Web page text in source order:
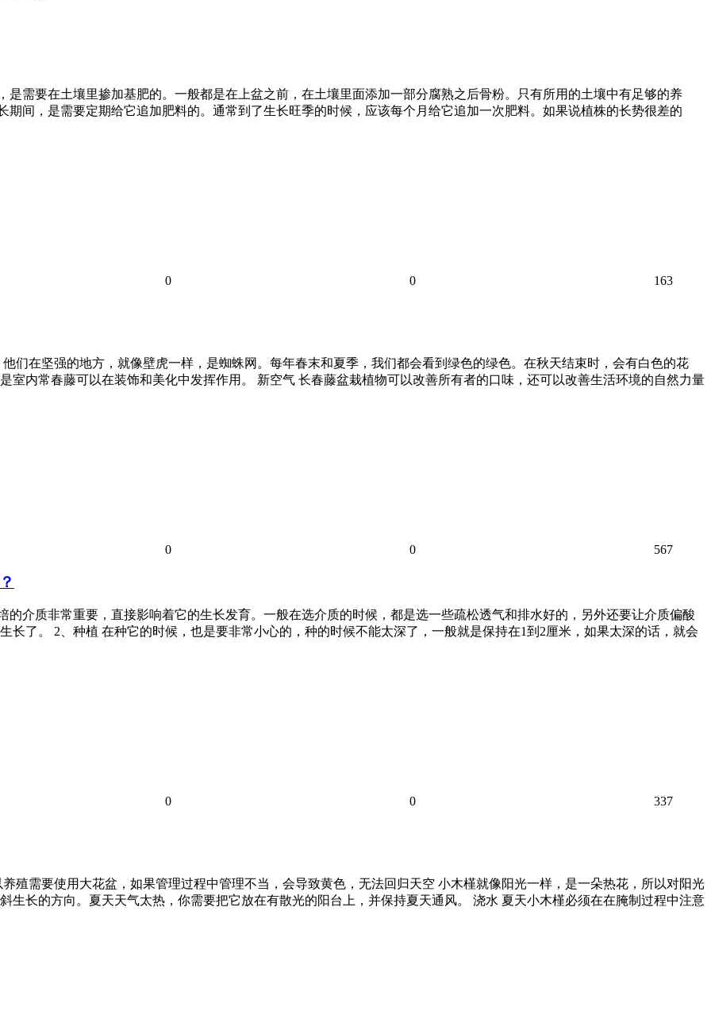
是需要在土壤里掺加基肥的。一般都是在上盆之前，在土壤里面添加一部分腐熟之后骨粉。只有所用的土壤中有足够的养
间，是需要定期给它追加肥料的。通常到了生长旺季的时候，应该每个月给它追加一次肥料。如果说植株的长势很差的
0 0 163
们在坚强的地方，就像壁虎一样，是蜘蛛网。每年春末和夏季，我们都会看到绿色的绿色。在秋天结束时，会有白色的花
室内常春藤可以在装饰和美化中发挥作用。 新空气 长春藤盆栽植物可以改善所有者的口味，还可以改善生活环境的自然力量
0 0 567
介质非常重要，直接影响着它的生长发育。一般在选介质的时候，都是选一些疏松透气和排水好的，另外还要让介质偏酸
长了。 2、种植 在种它的时候，也是要非常小心的，种的时候不能太深了，一般就是保持在1到2厘米，如果太深的话，就会
0 0 337
殖需要使用大花盆，如果管理过程中管理不当，会导致黄色，无法回归天空 小木槿就像阳光一样，是一朵热花，所以对阳光
生长的方向。夏天天气太热，你需要把它放在有散光的阳台上，并保持夏天通风。 浇水 夏天小木槿必须在在腌制过程中注意